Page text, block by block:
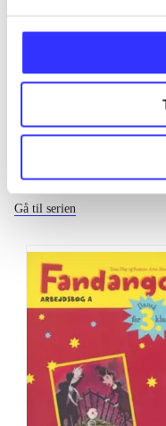
Fandango -
Gå til serien